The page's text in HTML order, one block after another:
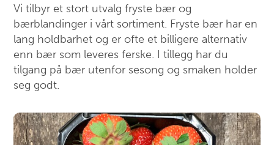
Vi tilbyr et stort utvalg fryste bær og
bærblandinger i vårt sortiment. Fryste bær har en
lang holdbarhet og er ofte et billigere alternativ
enn bær som leveres ferske. I tillegg har du
tilgang på bær utenfor sesong og smaken holder
seg godt.